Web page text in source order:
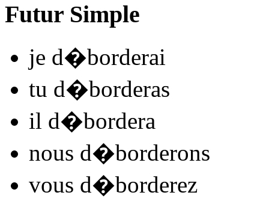
Futur Simple
je d�borderai
tu d�borderas
il d�bordera
nous d�borderons
vous d�borderez